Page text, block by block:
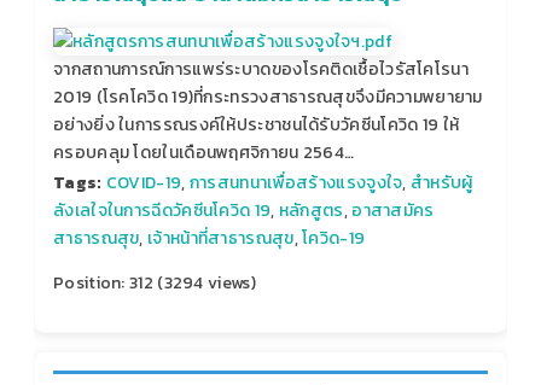
จากสถานการณ์การแพร่ระบาดของโรคติดเชื้อไวรัสโคโรนา
2019 (โรคโควิด 19)ที่กระทรวงสาธารณสุขจึงมีความพยายาม
อย่างยิ่ง ในการรณรงค์ให้ประชาชนได้รับวัคซีนโควิด 19 ให้
ครอบคลุม โดยในเดือนพฤศจิกายน 2564…
Tags: COVID-19,การสนทนาเพื่อสร้างแรงจูงใจ, สำหรับผู้
ลังเลใจในการฉีดวัคซีนโควิด 19, หลักสูตร,อาสาสมัคร
สาธารณสุข, เจ้าหน้าที่สาธารณสุข,โควิด-19
Position:312 (3294views)